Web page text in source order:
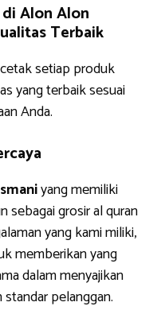
Alon Alon
Terbaik
setiap produk
yang terbaik sesuai
Anda.
yang memiliki
sebagai grosir al quran
yang kami miliki,
memberikan yang
dalam menyajikan
pelanggan.